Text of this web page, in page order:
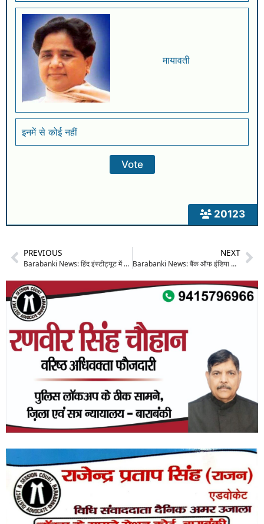
20123
मायावती
इनमें से कोई नहीं
PREVIOUS
Barabanki News: हिंद इंस्टीट्यूट में NIA-ATS की छापेमारी, आतंकी कनेक्शन के शक में युवक को दबोचा, मचा हड़कंप
NEXT
Barabanki News: बैंक ऑफ इंडिया के कैशियर पर पैसे चुराने का आरोप, शिकायत पर मैनेजर ने ग्राहक को दी मुकदमा दर्ज कराने की धमकी